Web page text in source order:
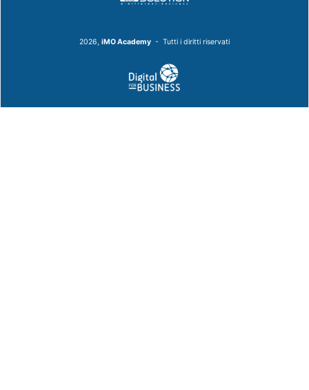
2026, iMO Academy - Tutti i diritti riservati